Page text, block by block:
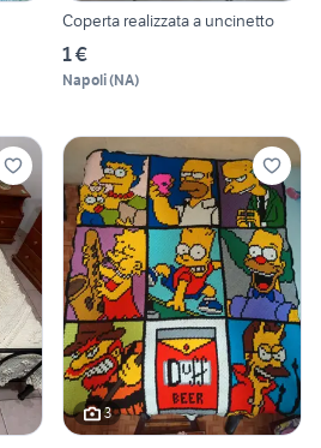
Coperta realizzata a uncinetto
1 €
Napoli(NA)
3